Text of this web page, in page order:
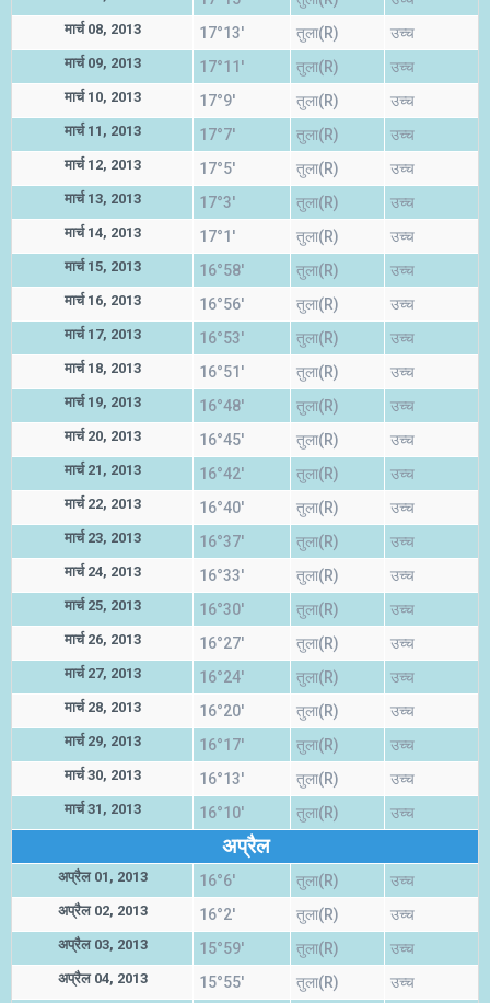
मार्च 08, 2013 17°13' तुला(R) उच्च
मार्च 09, 2013 17°11' तुला(R) उच्च
मार्च 10, 2013 17°9' तुला(R) उच्च
मार्च 11, 2013 17°7' तुला(R) उच्च
मार्च 12, 2013 17°5' तुला(R) उच्च
मार्च 13, 2013 17°3' तुला(R) उच्च
मार्च 14, 2013 17°1' तुला(R) उच्च
मार्च 15, 2013 16°58' तुला(R) उच्च
मार्च 16, 2013 16°56' तुला(R) उच्च
मार्च 17, 2013 16°53' तुला(R) उच्च
मार्च 18, 2013 16°51' तुला(R) उच्च
मार्च 19, 2013 16°48' तुला(R) उच्च
मार्च 20, 2013 16°45' तुला(R) उच्च
मार्च 21, 2013 16°42' तुला(R) उच्च
मार्च 22, 2013 16°40' तुला(R) उच्च
मार्च 23, 2013 16°37' तुला(R) उच्च
मार्च 24, 2013 16°33' तुला(R) उच्च
मार्च 25, 2013 16°30' तुला(R) उच्च
मार्च 26, 2013 16°27' तुला(R) उच्च
मार्च 27, 2013 16°24' तुला(R) उच्च
मार्च 28, 2013 16°20' तुला(R) उच्च
मार्च 29, 2013 16°17' तुला(R) उच्च
मार्च 30, 2013 16°13' तुला(R) उच्च
मार्च 31, 2013 16°10' तुला(R) उच्च
अप्रैल
अप्रैल 01, 2013 16°6' तुला(R) उच्च
अप्रैल 02, 2013 16°2' तुला(R) उच्च
अप्रैल 03, 2013 15°59' तुला(R) उच्च
अप्रैल 04, 2013 15°55' तुला(R) उच्च